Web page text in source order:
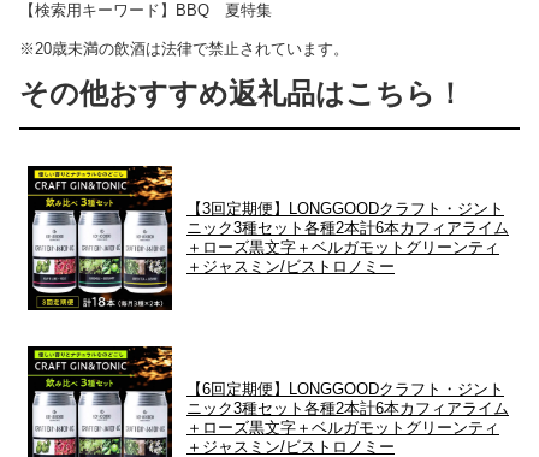
【検索用キーワード】BBQ 夏特集
※20歳未満の飲酒は法律で禁止されています。
その他おすすめ返礼品はこちら！
【3回定期便】LONGGOODクラフト・ジント
ニック3種セット各種2本計6本カフィアライム
＋ローズ黒文字＋ベルガモットグリーンティ
＋ジャスミン/ビストロノミー
【6回定期便】LONGGOODクラフト・ジント
ニック3種セット各種2本計6本カフィアライム
＋ローズ黒文字＋ベルガモットグリーンティ
＋ジャスミン/ビストロノミー